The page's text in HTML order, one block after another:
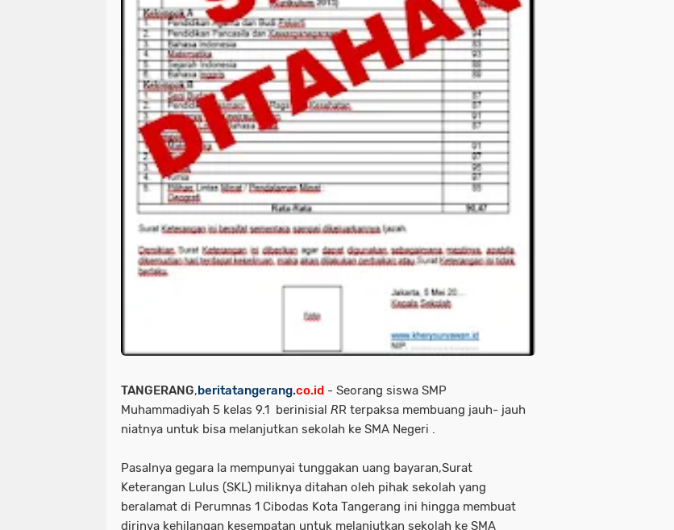
TANGERANG,beritatangerang.co.id - Seorang siswa SMP
Muhammadiyah 5 kelas 9.1 berinisial 𝘙R terpaksa membuang jauh- jauh
niatnya untuk bisa melanjutkan sekolah ke SMA Negeri .
Pasalnya gegara Ia mempunyai tunggakan uang bayaran,Surat
Keterangan Lulus (SKL) miliknya ditahan oleh pihak sekolah yang
beralamat di Perumnas 1 Cibodas Kota Tangerang ini hingga membuat
dirinya kehilangan kesempatan untuk melanjutkan sekolah ke SMA